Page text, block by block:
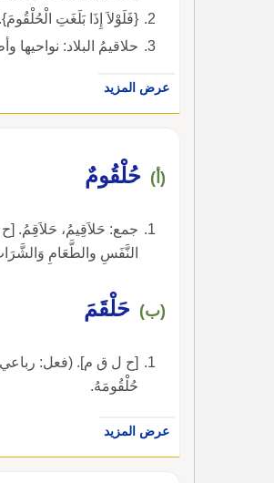
{فَلَوْلاَ إِذَا بَلَغَتِ الْحُلْقُومَ}.
حلاقيمُ البلاد: نواحيها
عرض المزيد
(أ) حُلْقُومٌ
جمع: حَلاَقِيمُ، حَلاَقِمُ.
النَّفَسِ والطَّعَامِ
(ب) حَلْقَمَ
[ح ل ق م]. (فعل: رباعي
حُلْقُومَهُ.
عرض المزيد